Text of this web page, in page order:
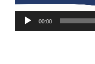
00:00